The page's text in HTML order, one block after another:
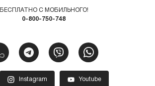
БЕСПЛАТНО С МОБИЛЬНОГО!
0-800-750-748
Instagram Youtube